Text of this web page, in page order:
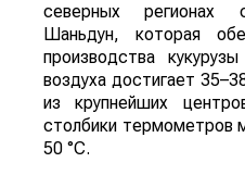
северных регионах
Шаньдун, которая
производства
воздуха достигает
из крупнейших
столбики термометров
50 °C.